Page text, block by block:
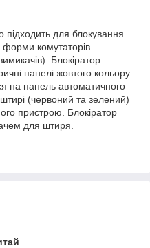
підходить для блокування
форми комутаторів
Блокіратор
панелі жовтого кольору
на панель автоматичного
(червоний та зелений)
пристрою. Блокіратор
для штиря.